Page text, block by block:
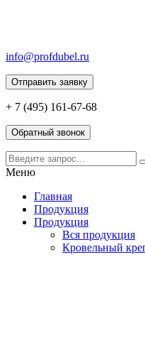
info@profdubel.ru
Отправить заявку
+ 7 (495) 161-67-68
Обратный звонок
Меню
Главная
Продукция
Продукция
Вся продукция
Кровельный